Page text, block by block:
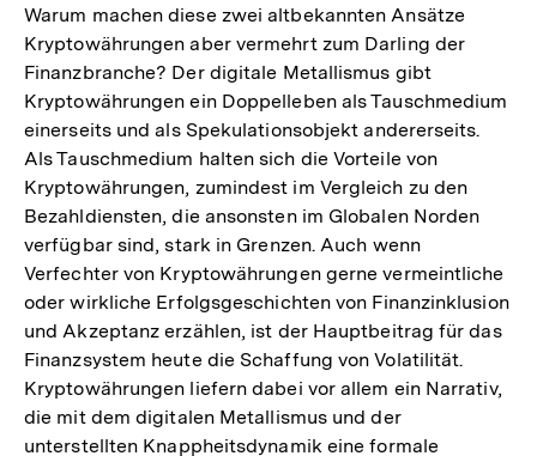
Warum machen diese zwei altbekannten Ansätze
Kryptowährungen aber vermehrt zum Darling der
Finanzbranche? Der digitale Metallismus gibt
Kryptowährungen ein Doppelleben als Tauschmedium
einerseits und als Spekulationsobjekt andererseits.
Als Tauschmedium halten sich die Vorteile von
Kryptowährungen, zumindest im Vergleich zu den
Bezahldiensten, die ansonsten im Globalen Norden
verfügbar sind, stark in Grenzen. Auch wenn
Verfechter von Kryptowährungen gerne vermeintliche
oder wirkliche Erfolgsgeschichten von Finanzinklusion
und Akzeptanz erzählen, ist der Hauptbeitrag für das
Finanzsystem heute die Schaffung von Volatilität.
Kryptowährungen liefern dabei vor allem ein Narrativ,
die mit dem digitalen Metallismus und der
unterstellten Knappheitsdynamik eine formale